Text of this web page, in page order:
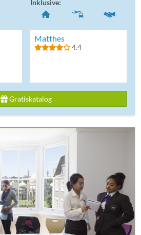
Inklusive:
Matthes
4.4
Gratiskatalog